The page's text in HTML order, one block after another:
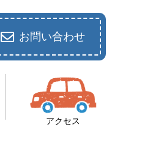
お問い合わせ
アクセス